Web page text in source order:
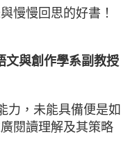
慢慢回思的好書！
文與創作學系副教授
力，未能具備便是如
閱讀理解及其策略